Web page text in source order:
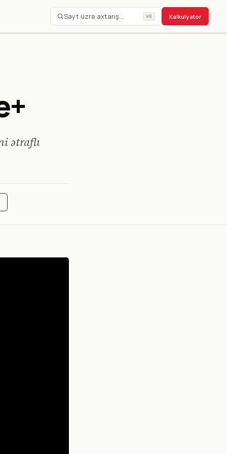
Sayt üzrə axtarış… ⌘K Kalkulyator
ətraflı